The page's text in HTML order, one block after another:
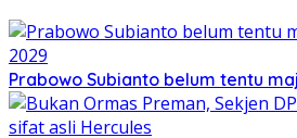
Prabowo Subianto belum tentu